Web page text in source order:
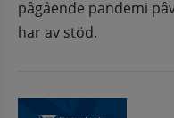
pågående pandemi
har av stöd.